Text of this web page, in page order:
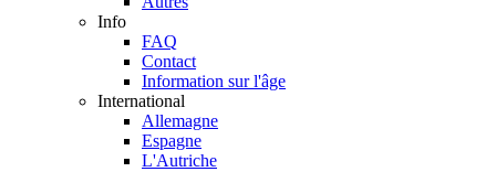
Info
FAQ
Contact
Information sur l'âge
International
Allemagne
Espagne
L'Autriche